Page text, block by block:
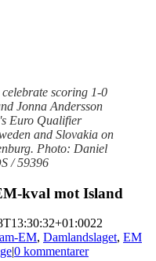
scoring 1-0
Jonna Andersson
Euro Qualifier
and Slovakia on
Photo: Daniel
/ 59396
kval mot Island
22
EM, Damlandslaget, EM
|0 kommentarer